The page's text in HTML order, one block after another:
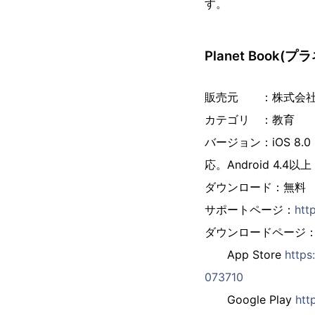
す。
Planet Book(プラ
販売元 ：株式会社
カテゴリ ：教育
バージョン：iOS
応。Android 4.4以上
ダウンロード：無料
サポートページ：
ダウンロードページ
App Store
073710
Google Play